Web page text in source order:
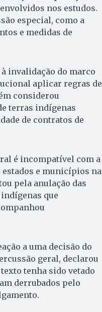
nos estudos.
especial, como a
e medidas de
invalidação do marco
aplicar regras de
considerou
terras indígenas
de contratos de
é incompatível com a
e municípios na
pela anulação das
que
a uma decisão do
geral, declarou
tenha sido vetado
derrubados pelo